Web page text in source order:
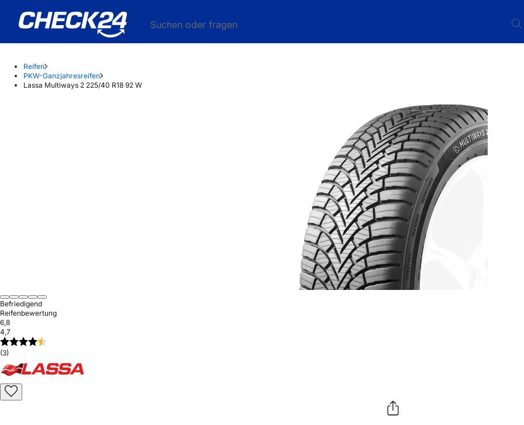
Suchen oder fragen
Reifen
PKW-Ganzjahresreifen
Lassa Multiways 2 225/40 R18 92 W
Befriedigend
Reifenbewertung
6,8
4,7
(3)